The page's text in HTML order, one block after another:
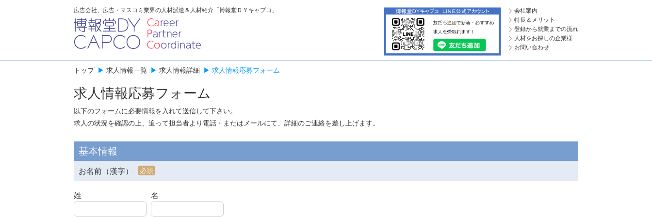
広告会社、広告・マスコミ業界の人材派遣＆人材紹介「博報堂ＤＹキャプコ」
会社案内
特長＆メリット
登録から就業までの流れ
人材をお探しの企業様
お問い合わせ
トップ ▶ 求人情報一覧 ▶ 求人情報詳細 ▶ 求人情報応募フォーム
求人情報応募フォーム
以下のフォームに必要情報を入れて送信して下さい。
求人の状況を確認の上、追って担当者より電話・またはメールにて、詳細のご連絡を差し上げます。
基本情報
お名前（漢字） 必須
姓 名